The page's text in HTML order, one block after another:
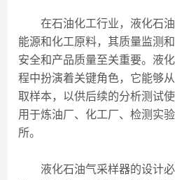
在石油化工行业，液化石油
能源和化工原料，其质量监测
安全和产品质量至关重要。液
程中扮演着关键角色，它能够
取样本，以供后续的分析测试
用于炼油厂、化工厂、检测实
所。
液化石油气采样器的设计必